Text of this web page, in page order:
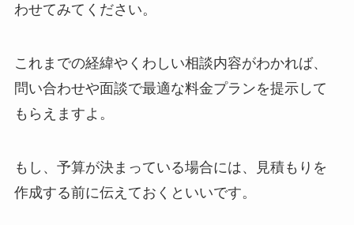
わせてみてください。
これまでの経緯やくわしい相談内容がわかれば、
問い合わせや面談で最適な料金プランを提示して
もらえますよ。
もし、予算が決まっている場合には、見積もりを
作成する前に伝えておくといいです。